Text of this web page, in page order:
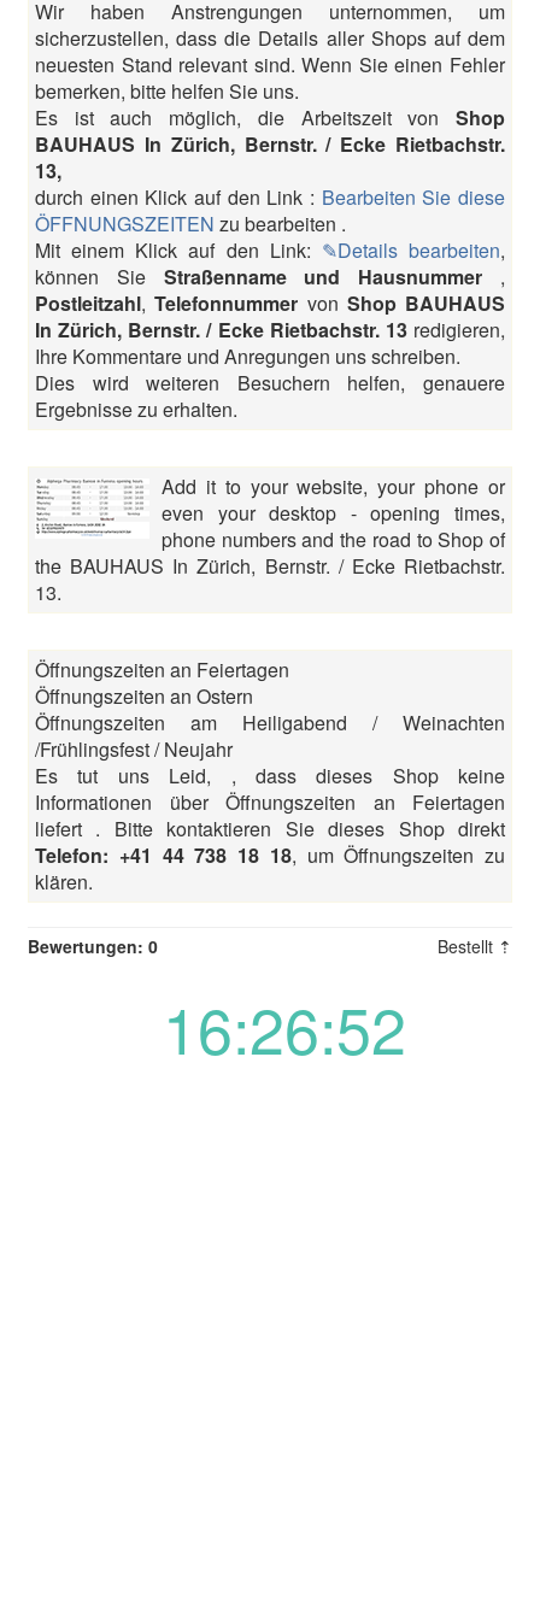
Wir haben Anstrengungen unternommen, um
sicherzustellen, dass die Details aller Shops auf dem
neuesten Stand relevant sind. Wenn Sie einen Fehler
bemerken, bitte helfen Sie uns.
Es ist auch möglich, die Arbeitszeit von Shop
BAUHAUS In Zürich, Bernstr. / Ecke Rietbachstr.
13,
durch einen Klick auf den Link : Bearbeiten Sie diese
ÖFFNUNGSZEITEN zu bearbeiten .
Mit einem Klick auf den Link: ✎Details bearbeiten,
können Sie Straßenname und Hausnummer ,
Postleitzahl,Telefonnummer von Shop BAUHAUS
In Zürich, Bernstr. / Ecke Rietbachstr. 13 redigieren,
Ihre Kommentare und Anregungen uns schreiben.
Dies wird weiteren Besuchern helfen, genauere
Ergebnisse zu erhalten.
Add it to your website, your phone or
even your desktop - opening times,
phone numbers and the road to Shop of
the BAUHAUS In Zürich, Bernstr. / Ecke Rietbachstr.
13.
Öffnungszeiten an Feiertagen
Öffnungszeiten an Ostern
Öffnungszeiten am Heiligabend / Weinachten
/Frühlingsfest / Neujahr
Es tut uns Leid, , dass dieses Shop keine
Informationen über Öffnungszeiten an Feiertagen
liefert . Bitte kontaktieren Sie dieses Shop direkt
Telefon: +41 44 738 18 18, um Öffnungszeiten zu
klären.
Bewertungen: 0 Bestellt ⇡
16:26:52